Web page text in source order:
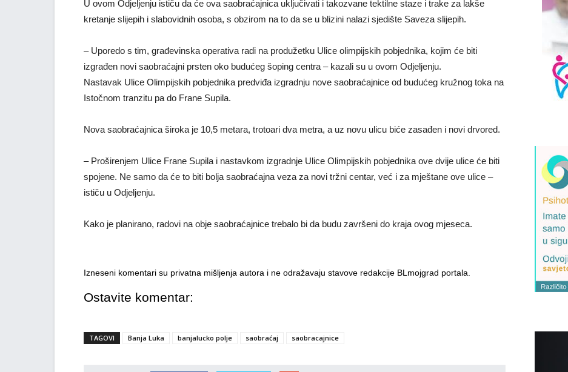
U ovom Odjeljenju ističu da će ova saobraćajnica uključivati i takozvane tektilne staze i trake za lakše
kretanje slijepih i slabovidnih osoba, s obzirom na to da se u blizini nalazi sjedište Saveza slijepih.
– Uporedo s tim, građevinska operativa radi na produžetku Ulice olimpijskih pobjednika, kojim će biti
izgrađen novi saobraćajni prsten oko budućeg šoping centra – kazali su u ovom Odjeljenju.
Nastavak Ulice Olimpijskih pobjednika predviđa izgradnju nove saobraćajnice od budućeg kružnog toka na
Istočnom tranzitu pa do Frane Supila.
Nova saobraćajnica široka je 10,5 metara, trotoari dva metra, a uz novu ulicu biće zasađen i novi drvored.
– Proširenjem Ulice Frane Supila i nastavkom izgradnje Ulice Olimpijskih pobjednika ove dvije ulice će biti
spojene. Ne samo da će to biti bolja saobraćajna veza za novi tržni centar, već i za mještane ove ulice –
ističu u Odjeljenju.
Kako je planirano, radovi na obje saobraćajnice trebalo bi da budu završeni do kraja ovog mjeseca.
Izneseni komentari su privatna mišljenja autora i ne odražavaju stavove redakcije BLmojgrad portala.
Ostavite komentar:
TAGOVI Banja Luka banjalucko polje saobraćaj saobracajnice